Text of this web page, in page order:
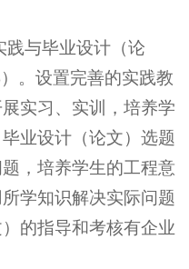
践与毕业设计（论
。设置完善的实践教
实习、实训，培养学
业设计（论文）选题
，培养学生的工程意
学知识解决实际问题
的指导和考核有企业